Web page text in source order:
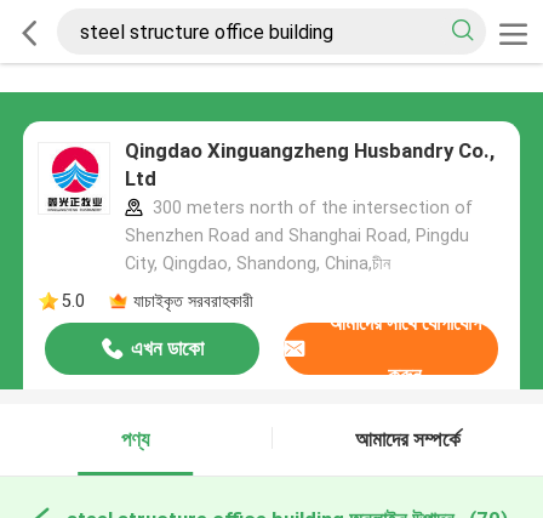
Qingdao Xinguangzheng Husbandry Co.,
Ltd
300 meters north of the intersection of
Shenzhen Road and Shanghai Road, Pingdu
City, Qingdao, Shandong, China,চীন
5.0
যাচাইকৃত সরবরাহকারী
এখন ডাকো
আমাদের সাথে যোগাযোগ
করুন
পণ্য আমাদের সম্পর্কে